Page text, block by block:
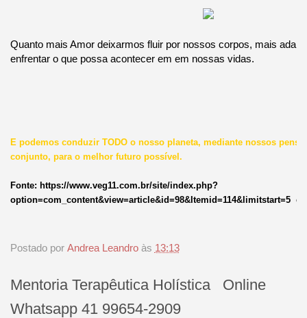
Quanto mais Amor deixarmos fluir por nossos corpos, mais
enfrentar o que possa acontecer em em nossas vidas.
E podemos conduzir TODO o nosso planeta, mediante nossos
conjunto, para o melhor futuro possível.
Fonte: https://www.veg11.com.br/site/index.php?
option=com_content&view=article&id=98&Itemid=114&limitstart=5 e
Postado por Andrea Leandro às 13:13
Mentoria Terapêutica Holística Online
Whatsapp 41 99654-2909